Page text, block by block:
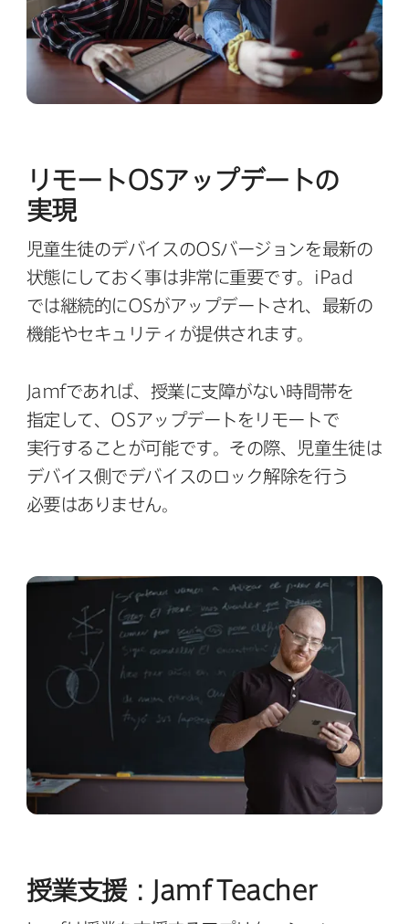
リモートOSアップデートの​
実現
児童生徒の​デバイスのOSバージョンを​最新の​
状態に​しておく事は​非常に​重要です。
iPad
では​継続的にOSが​アップデートされ、​最新の​
機能や​セキュリティが​提供されます。
Jamfで​あれば、​授業に​支障が​ない​時間帯を​
指定して、 OSアップデートを​リモートで​
実行する​ことが​可能です。​その際、​児童生徒は​
デバイス側で​デバイスの​ロック解除を​行う​
必要は​ありません。
授業支援： Jamf Teacher